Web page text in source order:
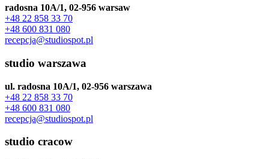
radosna 10A/1, 02-956 warsaw
+48 22 858 33 70
+48 600 831 080
recepcja@studiospot.pl
studio warszawa
ul. radosna 10A/1, 02-956 warszawa
+48 22 858 33 70
+48 600 831 080
recepcja@studiospot.pl
studio cracow